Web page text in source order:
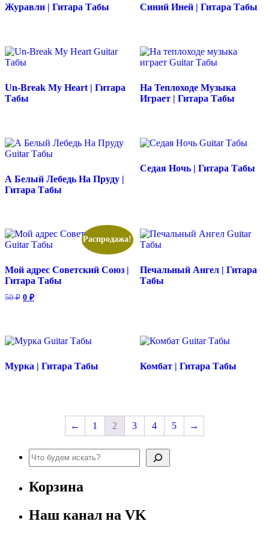
Журавли | Гитара Табы Синий Иней | Гитара Табы
Un-Break My Heart | Гитара
Табы
На Теплоходе Музыка
Играет | Гитара Табы
А Белый Лебедь На Пруду |
Гитара Табы
Седая Ночь | Гитара Табы
Распродажа!
Мой адрес Советский Союз |
Гитара Табы
50₽ Первоначальная
0 ₽Текущая
Печальный Ангел | Гитара
Табы
Мурка | Гитара Табы Комбат | Гитара Табы
← 1 2 3 4 5 →
Поиск
Корзина
Наш канал на VK